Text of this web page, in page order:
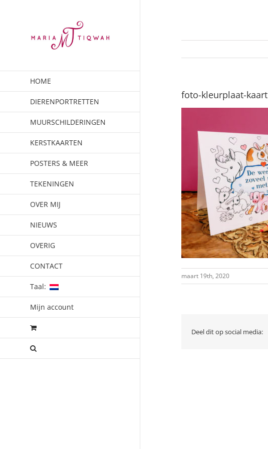
HOME
DIERENPORTRETTEN
MUURSCHILDERINGEN
KERSTKAARTEN
POSTERS & MEER
TEKENINGEN
OVER MIJ
NIEUWS
OVERIG
CONTACT
Taal:
Mijn account
foto-kleurplaat-kaart
maart 19th, 2020
Deel dit op social media: